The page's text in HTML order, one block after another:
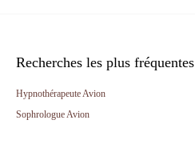
Recherches les plus fréquentes
Hypnothérapeute Avion
Sophrologue Avion